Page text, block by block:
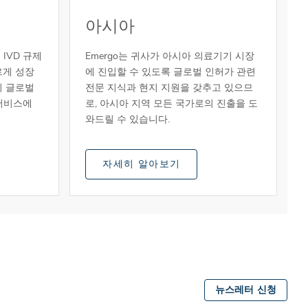
규제
게 성장
글로벌
스에
아시아
Emergo는 귀사가 아시아 의료기기 시장
에 진입할 수 있도록 글로벌 인허가 관련
전문 지식과 현지 지원을 갖추고 있으므
로, 아시아 지역 모든 국가로의 진출을 도
와드릴 수 있습니다.
자세히 알아보기
뉴스레터 신청